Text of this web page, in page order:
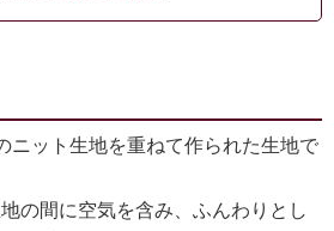
ニット生地を重ねて作られた生地で
の間に空気を含み、ふんわりとし